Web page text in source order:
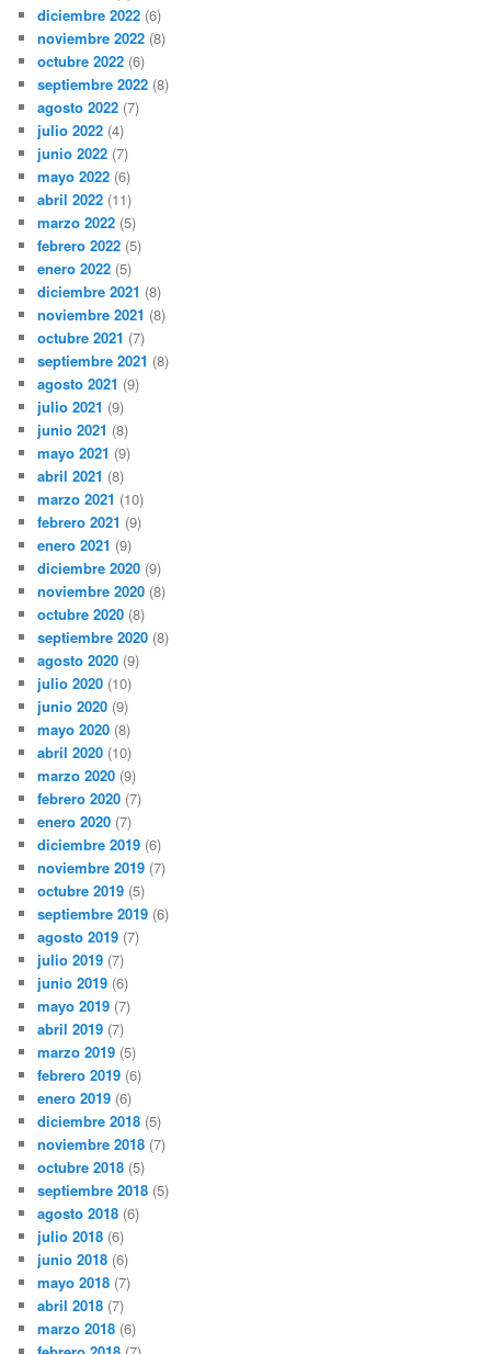
diciembre 2022 (6)
noviembre 2022 (8)
octubre 2022 (6)
septiembre 2022 (8)
agosto 2022 (7)
julio 2022 (4)
junio 2022 (7)
mayo 2022 (6)
abril 2022 (11)
marzo 2022 (5)
febrero 2022 (5)
enero 2022 (5)
diciembre 2021 (8)
noviembre 2021 (8)
octubre 2021 (7)
septiembre 2021 (8)
agosto 2021 (9)
julio 2021 (9)
junio 2021 (8)
mayo 2021 (9)
abril 2021 (8)
marzo 2021 (10)
febrero 2021 (9)
enero 2021 (9)
diciembre 2020 (9)
noviembre 2020 (8)
octubre 2020 (8)
septiembre 2020 (8)
agosto 2020 (9)
julio 2020 (10)
junio 2020 (9)
mayo 2020 (8)
abril 2020 (10)
marzo 2020 (9)
febrero 2020 (7)
enero 2020 (7)
diciembre 2019 (6)
noviembre 2019 (7)
octubre 2019 (5)
septiembre 2019 (6)
agosto 2019 (7)
julio 2019 (7)
junio 2019 (6)
mayo 2019 (7)
abril 2019 (7)
marzo 2019 (5)
febrero 2019 (6)
enero 2019 (6)
diciembre 2018 (5)
noviembre 2018 (7)
octubre 2018 (5)
septiembre 2018 (5)
agosto 2018 (6)
julio 2018 (6)
junio 2018 (6)
mayo 2018 (7)
abril 2018 (7)
marzo 2018 (6)